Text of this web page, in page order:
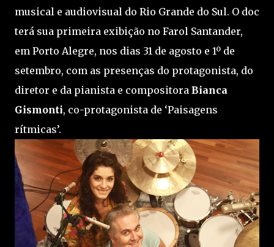
musical e audiovisual do Rio Grande do Sul. O doc
terá sua primeira exibição no Farol Santander,
em Porto Alegre, nos dias 31 de agosto e 1º de
setembro, com as presenças do protagonista, do
diretor e da pianista e compositora Bianca
Gismonti, co-protagonista de ‘Paisagens
rítmicas’.